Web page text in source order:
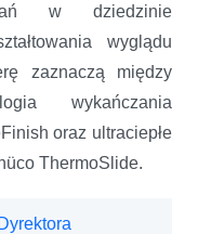
w dziedzinie
wyglądu
zaznaczą między
wykańczania
oraz ultraciepłe
ThermoSlide.